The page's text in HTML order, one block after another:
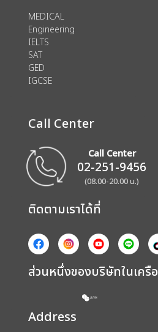
assignment ลงทะเบียน
MEDICAL
Engineering
IELTS
SAT
GED
IGCSE
Call Center
Call Center
02-251-9456
(08.00-20.00 น.)
ติดตามเราได้ที่
ส่วนหนึ่งของบริษัทในเครือ
Address